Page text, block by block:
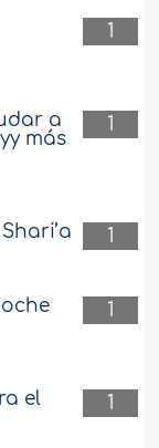
1
1
a
más
1
1
1
el